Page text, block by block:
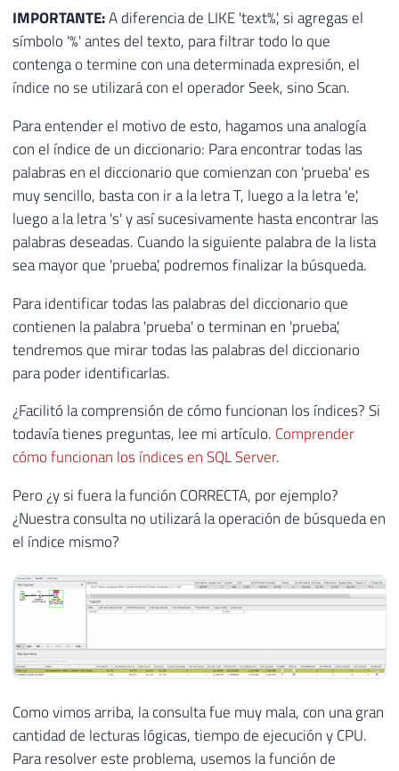
IMPORTANTE:A diferencia de LIKE 'text%', si agregas el
símbolo '%' antes del texto, para filtrar todo lo que
contenga o termine con una determinada expresión, el
índice no se utilizará con el operador Seek, sino Scan.
Para entender el motivo de esto, hagamos una analogía
con el índice de un diccionario: Para encontrar todas las
palabras en el diccionario que comienzan con 'prueba' es
muy sencillo, basta con ir a la letra T, luego a la letra 'e', ​​
luego a la letra 's' y así sucesivamente hasta encontrar las
palabras deseadas. Cuando la siguiente palabra de la lista
sea mayor que 'prueba', podremos finalizar la búsqueda.
Para identificar todas las palabras del diccionario que
contienen la palabra 'prueba' o terminan en 'prueba',
tendremos que mirar todas las palabras del diccionario
para poder identificarlas.
¿Facilitó la comprensión de cómo funcionan los índices? Si
todavía tienes preguntas, lee mi artículo. Comprender
cómo funcionan los índices en SQL Server.
Pero ¿y si fuera la función CORRECTA, por ejemplo?
¿Nuestra consulta no utilizará la operación de búsqueda en
el índice mismo?
Como vimos arriba, la consulta fue muy mala, con una gran
cantidad de lecturas lógicas, tiempo de ejecución y CPU.
Para resolver este problema, usemos la función de